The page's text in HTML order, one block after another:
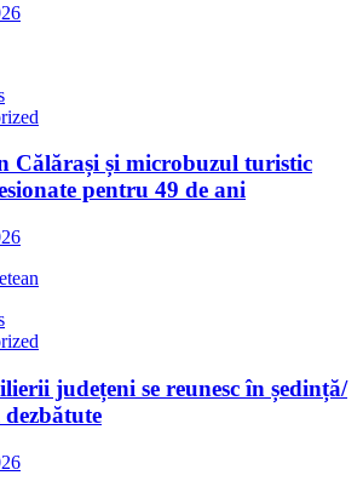
Călărași și microbuzul turistic
pentru 49 de ani
județeni se reunesc în ședință/